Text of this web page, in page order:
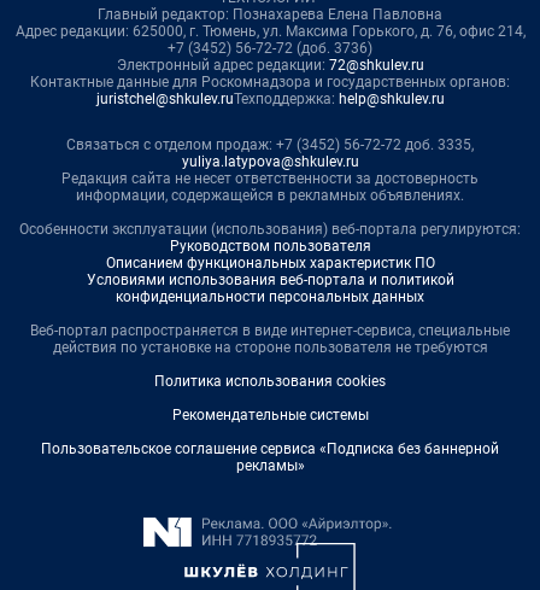
Главный редактор: Познахарева Елена Павловна
Адрес редакции: 625000, г. Тюмень, ул. Максима Горького, д. 76, офис 214,
+7 (3452) 56-72-72 (доб. 3736)
Электронный адрес редакции: 72@shkulev.ru
Контактные данные для Роскомнадзора и государственных органов:
juristchel@shkulev.ruТехподдержка: help@shkulev.ru
Связаться с отделом продаж: +7 (3452) 56-72-72 доб. 3335,
yuliya.latypova@shkulev.ru
Редакция сайта не несет ответственности за достоверность
информации, содержащейся в рекламных объявлениях.
Особенности эксплуатации (использования) веб-портала регулируются:
Руководством пользователя
Описанием функциональных характеристик ПО
Условиями использования веб-портала и политикой
конфиденциальности персональных данных
Веб-портал распространяется в виде интернет-сервиса, специальные
действия по установке на стороне пользователя не требуются
Политика использования cookies
Рекомендательные системы
Пользовательское соглашение сервиса «Подписка без баннерной
рекламы»